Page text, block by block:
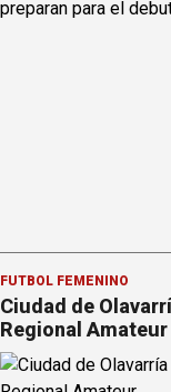
FÚTBOL FEMENINO
Ciudad de
Regional Amateur